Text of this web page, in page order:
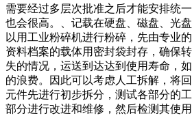
需要经过多层次批准之后才能安排统
也会很高。、记载在硬盘、磁盘、光
以用工业粉碎机进行粉碎，先由专业
资料档案的载体用密封袋封存，确保
失的情况，运送到达达到使用寿命，
的浪费。因此可以考虑人工拆解，将
元件先进行初步拆分，测试各部分的
部分进行改进和维修，然后检测其使